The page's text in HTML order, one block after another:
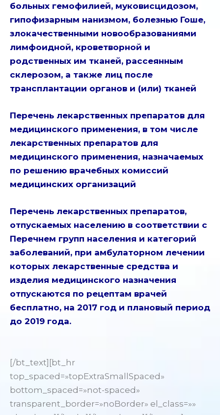
больных гемофилией, муковисцидозом,
гипофизарным нанизмом, болезнью Гоше,
злокачественными новообразованиями
лимфоидной, кроветворной и
родственных им тканей, рассеянным
склерозом, а также лиц после
трансплантации органов и (или) тканей
Перечень лекарственных препаратов для
медицинского применения, в том числе
лекарственных препаратов для
медицинского применения, назначаемых
по решению врачебных комиссий
медицинских организаций
Перечень лекарственных препаратов,
отпускаемых населению в соответствии с
Перечнем групп населения и категорий
заболеваний, при амбулаторном лечении
которых лекарственные средства и
изделия медицинского назначения
отпускаются по рецептам врачей
бесплатно, на 2017 год и плановый период
до 2019 года.
[/bt_text][bt_hr
top_spaced=»topExtraSmallSpaced»
bottom_spaced=»not-spaced»
transparent_border=»noBorder» el_class=»»